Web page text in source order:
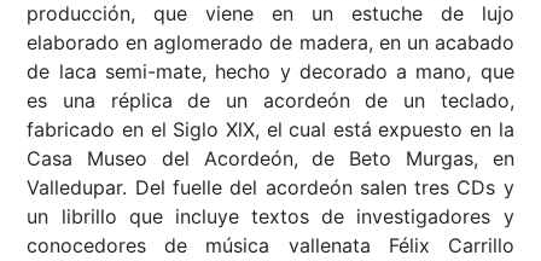
producción, que viene en un estuche de lujo
elaborado en aglomerado de madera, en un acabado
de laca semi-mate, hecho y decorado a mano, que
es una réplica de un acordeón de un teclado,
fabricado en el Siglo XlX, el cual está expuesto en la
Casa Museo del Acordeón, de Beto Murgas, en
Valledupar. Del fuelle del acordeón salen tres CDs y
un librillo que incluye textos de investigadores y
conocedores de música vallenata Félix Carrillo